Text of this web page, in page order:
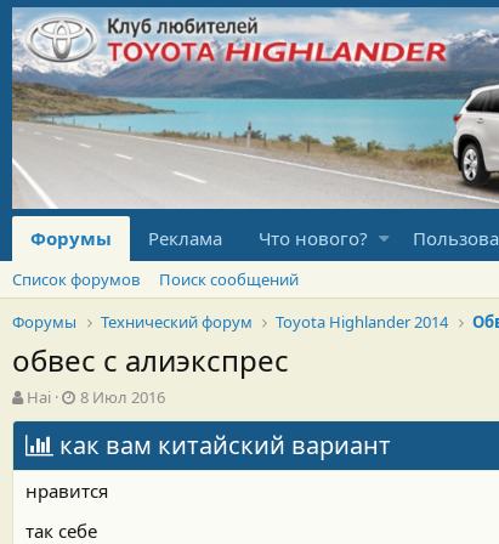
Форумы Реклама Что нового?
Список форумов
Поиск сообщений
Форумы
Технический форум Toyota Highlander 2014
обвес с алиэкспрес
А
в
т
о
т
е
Hai
Д
а
т
а
а
ч
8 Июл 2016
как вам китайский вариант
нравится
так себе